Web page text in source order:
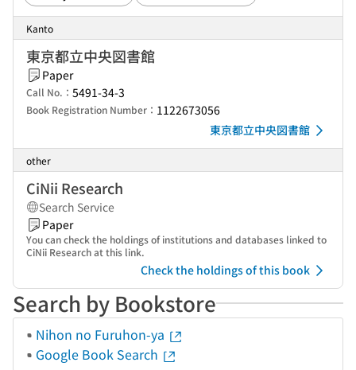
Kanto
東京都立中央図書館
Paper
Call No.： 5491-34-3
Book Registration Number： 1122673056
東京都立中央図書館
other
CiNii Research
Search Service
Paper
You can check the holdings of institutions and databases linked to
CiNii Research at this link.
Check the holdings of this book
Search by Bookstore
Nihon no Furuhon-ya
Google Book Search